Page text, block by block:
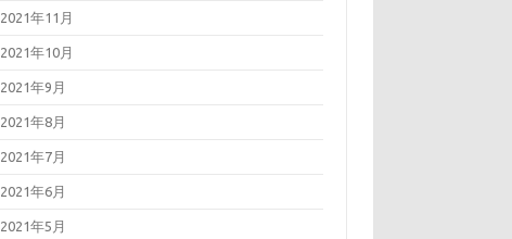
2021年11月
2021年10月
2021年9月
2021年8月
2021年7月
2021年6月
2021年5月